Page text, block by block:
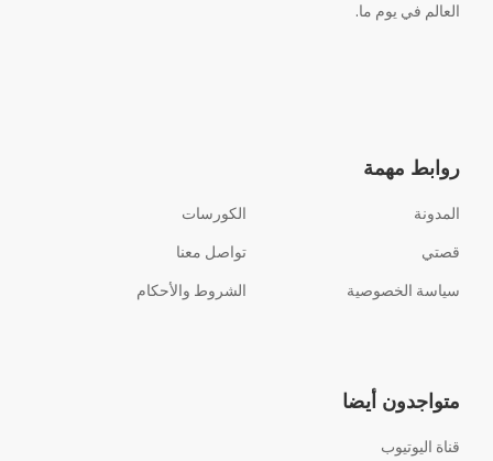
العالم في يوم ما.
روابط مهمة
المدونة
الكورسات
قصتي
تواصل معنا
سياسة الخصوصية
الشروط والأحكام
متواجدون أيضا
قناة اليوتيوب